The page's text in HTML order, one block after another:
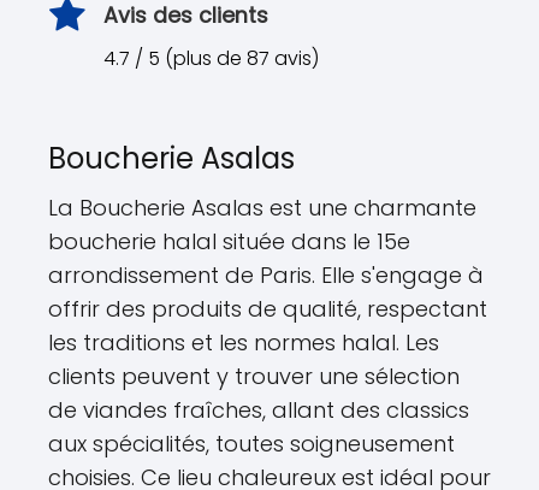
Avis des clients
4.7 / 5 (plus de 87 avis)
Boucherie Asalas
La Boucherie Asalas est une charmante
boucherie halal située dans le 15e
arrondissement de Paris. Elle s'engage à
offrir des produits de qualité, respectant
les traditions et les normes halal. Les
clients peuvent y trouver une sélection
de viandes fraîches, allant des classics
aux spécialités, toutes soigneusement
choisies. Ce lieu chaleureux est idéal pour